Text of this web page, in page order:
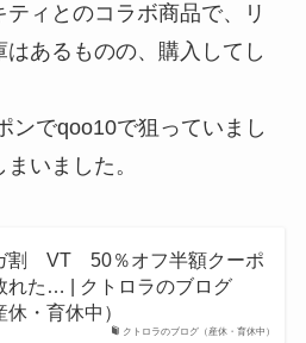
ィとのコラボ商品で、リ
あるものの、購入してし
ンでqoo10で狙っていまし
いました。
クトロラのブログ（産休・育休中）
割 VT 50％オフ半額クーポ
れた… | クトロラのブログ
休・育休中）